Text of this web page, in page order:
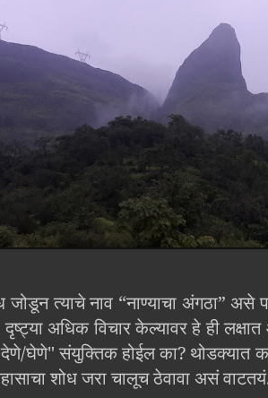
त्याचे नाव “नाण्याचा अंगठा” असे
अधिक विचार केल्यावर हे ही
देणे/घेणे" संयुक्तिक होईल का? थोडक्यात
शोध जरा चालूच ठेवावा असं